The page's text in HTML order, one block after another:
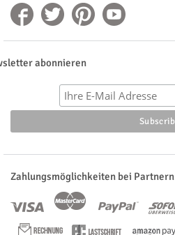
abonnieren
Zahlungsmöglichkeiten bei Partnern